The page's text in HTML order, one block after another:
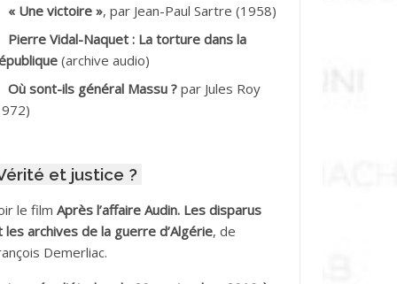
Rachid
Omar
Vve AIT SAADA
Mohamed Akli
« Une victoire », par Jean-Paul Sartre (1958)
Pierre Vidal-Naquet : La torture dans la
(archive audio)
Où sont-ils général Massu ? par Jules Roy
et justice ?
le film Après l’affaire Audin. Les disparus
les archives de la guerre d’Algérie, de
Demerliac.